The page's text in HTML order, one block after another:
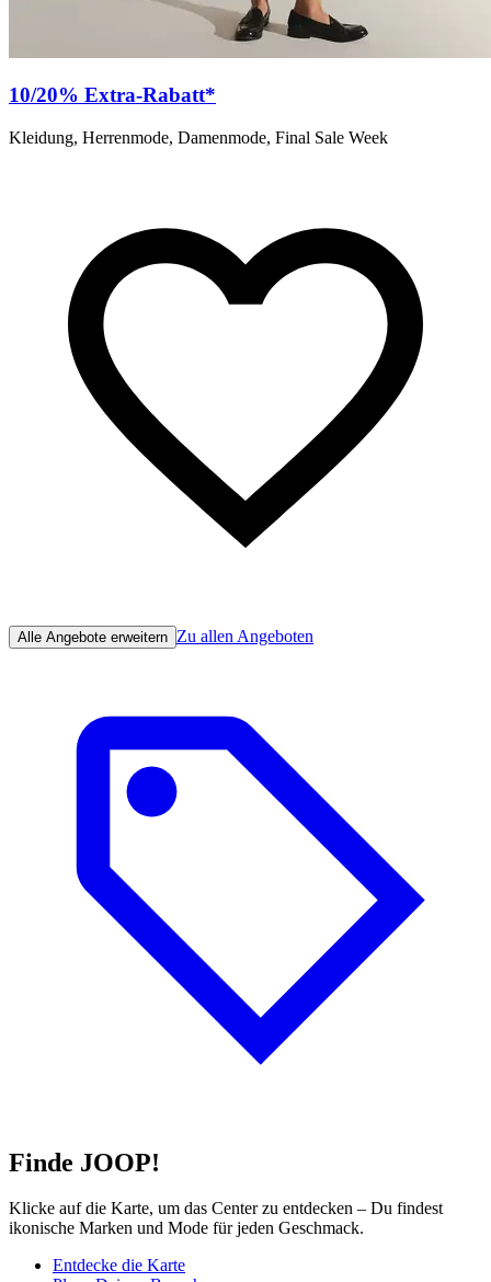
10/20% Extra-Rabatt*
Kleidung, Herrenmode, Damenmode, Final Sale Week
Alle Angebote erweitern Zu allen Angeboten
Finde JOOP!
Klicke auf die Karte, um das Center zu entdecken – Du findest
ikonische Marken und Mode für jeden Geschmack.
Entdecke die Karte